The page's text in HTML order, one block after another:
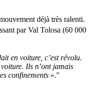
déjà très ralenti.
par Val Tolosa (60 000
en voiture, c’est révolu.
Ils n’ont jamais
confinements »​.